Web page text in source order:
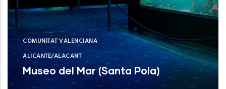
COMUNITAT VALENCIANA
ALICANTE/ALACANT
Museo del Mar (Santa Pola)